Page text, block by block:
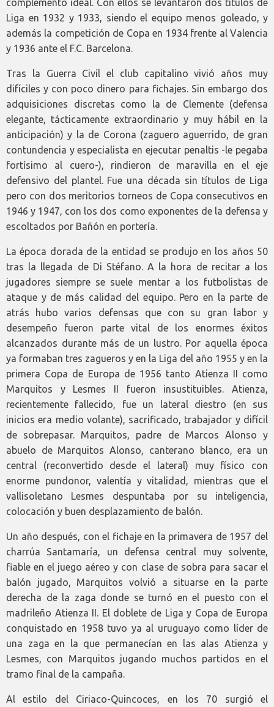
complemento ideal. Con ellos se levantaron dos títulos de
Liga en 1932 y 1933, siendo el equipo menos goleado, y
además la competición de Copa en 1934 frente al Valencia
y 1936 ante el F.C. Barcelona.
Tras la Guerra Civil el club capitalino vivió años muy
difíciles y con poco dinero para fichajes. Sin embargo dos
adquisiciones discretas como la de Clemente (defensa
elegante, tácticamente extraordinario y muy hábil en la
anticipación) y la de Corona (zaguero aguerrido, de gran
contundencia y especialista en ejecutar penaltis -le pegaba
fortísimo al cuero-), rindieron de maravilla en el eje
defensivo del plantel. Fue una década sin títulos de Liga
pero con dos meritorios torneos de Copa consecutivos en
1946 y 1947, con los dos como exponentes de la defensa y
escoltados por Bañón en portería.
La época dorada de la entidad se produjo en los años 50
tras la llegada de Di Stéfano. A la hora de recitar a los
jugadores siempre se suele mentar a los futbolistas de
ataque y de más calidad del equipo. Pero en la parte de
atrás hubo varios defensas que con su gran labor y
desempeño fueron parte vital de los enormes éxitos
alcanzados durante más de un lustro. Por aquella época
ya formaban tres zagueros y en la Liga del año 1955 y en la
primera Copa de Europa de 1956 tanto Atienza II como
Marquitos y Lesmes II fueron insustituibles. Atienza,
recientemente fallecido, fue un lateral diestro (en sus
inicios era medio volante), sacrificado, trabajador y difícil
de sobrepasar. Marquitos, padre de Marcos Alonso y
abuelo de Marquitos Alonso, canterano blanco, era un
central (reconvertido desde el lateral) muy físico con
enorme pundonor, valentía y vitalidad, mientras que el
vallisoletano Lesmes despuntaba por su inteligencia,
colocación y buen desplazamiento de balón.
Un año después, con el fichaje en la primavera de 1957 del
charrúa Santamaría, un defensa central muy solvente,
fiable en el juego aéreo y con clase de sobra para sacar el
balón jugado, Marquitos volvió a situarse en la parte
derecha de la zaga donde se turnó en el puesto con el
madrileño Atienza II. El doblete de Liga y Copa de Europa
conquistado en 1958 tuvo ya al uruguayo como líder de
una zaga en la que permanecían en las alas Atienza y
Lesmes, con Marquitos jugando muchos partidos en el
tramo final de la campaña.
Al estilo del Ciriaco-Quincoces, en los 70 surgió el